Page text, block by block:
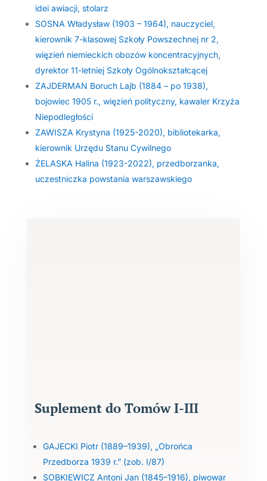
idei awiacji, stolarz
SOSNA Władysław (1903 – 1964), nauczyciel,
kierownik 7-klasowej Szkoły Powszechnej nr 2,
więzień niemieckich obozów koncentracyjnych,
dyrektor 11-letniej Szkoły Ogólnokształcącej
ZAJDERMAN Boruch Lajb (1884 – po 1938),
bojowiec 1905 r., więzień polityczny, kawaler Krzyża
Niepodległości
ZAWISZA Krystyna (1925-2020), bibliotekarka,
kierownik Urzędu Stanu Cywilnego
ŻELASKA Halina (1923-2022), przedborzanka,
uczestniczka powstania warszawskiego
Suplement do Tomów I-III
GAJECKI Piotr (1889–1939), „Obrońca
Przedborza 1939 r.” (zob. I/87)
SOBKIEWICZ Antoni Jan (1845–1916), piwowar